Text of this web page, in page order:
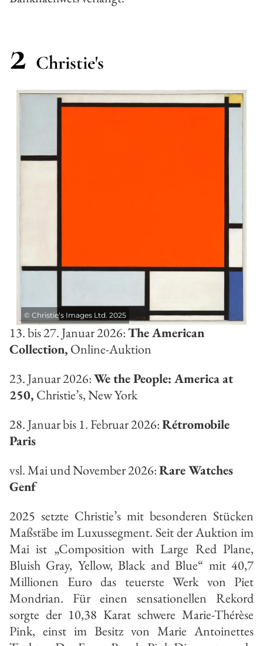
2 Christie's
© Christie‘s Images Ltd. 2025
13. bis 27. Januar 2026:The American
Collection, Online-Auktion
23. Januar 2026:We the People: America at
250, Christie’s, New York
28. Januar bis 1. Februar 2026:Rétromobile
Paris
vsl. Mai und November 2026:Rare Watches
Genf
2025 setzte Christie’s mit besonderen Stücken
Maßstäbe im Luxussegment. Seit der Auktion im
Mai ist „Composition with Large Red Plane,
Bluish Gray, Yellow, Black and Blue“ mit 40,7
Millionen Euro das teuerste Werk von Piet
Mondrian. Für einen sensationellen Rekord
sorgte der 10,38 Karat schwere Marie-Thérèse
Pink, einst im Besitz von Marie Antoinettes